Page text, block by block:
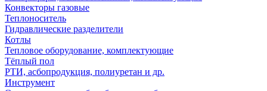
Конвекторы газовые
Теплоноситель
Гидравлические разделители
Котлы
Тепловое оборудование, комплектующие
Тёплый пол
РТИ, асбопродукция, полиуретан и др.
Инструмент